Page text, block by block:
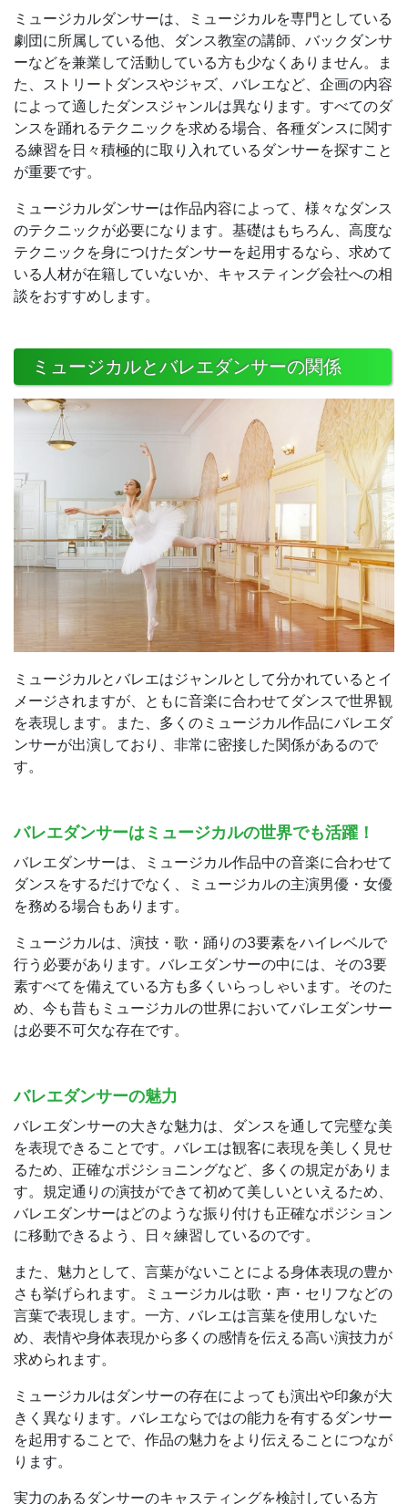
ミュージカルダンサーは、ミュージカルを専門としている
劇団に所属している他、ダンス教室の講師、バックダンサ
ーなどを兼業して活動している方も少なくありません。ま
た、ストリートダンスやジャズ、バレエなど、企画の内容
によって適したダンスジャンルは異なります。すべてのダ
ンスを踊れるテクニックを求める場合、各種ダンスに関す
る練習を日々積極的に取り入れているダンサーを探すこと
が重要です。
ミュージカルダンサーは作品内容によって、様々なダンス
のテクニックが必要になります。基礎はもちろん、高度な
テクニックを身につけたダンサーを起用するなら、求めて
いる人材が在籍していないか、キャスティング会社への相
談をおすすめします。
ミュージカルとバレエダンサーの関係
ミュージカルとバレエはジャンルとして分かれているとイ
メージされますが、ともに音楽に合わせてダンスで世界観
を表現します。また、多くのミュージカル作品にバレエダ
ンサーが出演しており、非常に密接した関係があるので
す。
バレエダンサーはミュージカルの世界でも活躍！
バレエダンサーは、ミュージカル作品中の音楽に合わせて
ダンスをするだけでなく、ミュージカルの主演男優・女優
を務める場合もあります。
ミュージカルは、演技・歌・踊りの3要素をハイレベルで
行う必要があります。バレエダンサーの中には、その3要
素すべてを備えている方も多くいらっしゃいます。そのた
め、今も昔もミュージカルの世界においてバレエダンサー
は必要不可欠な存在です。
バレエダンサーの魅力
バレエダンサーの大きな魅力は、ダンスを通して完璧な美
を表現できることです。バレエは観客に表現を美しく見せ
るため、正確なポジショニングなど、多くの規定がありま
す。規定通りの演技ができて初めて美しいといえるため、
バレエダンサーはどのような振り付けも正確なポジション
に移動できるよう、日々練習しているのです。
また、魅力として、言葉がないことによる身体表現の豊か
さも挙げられます。ミュージカルは歌・声・セリフなどの
言葉で表現します。一方、バレエは言葉を使用しないた
め、表情や身体表現から多くの感情を伝える高い演技力が
求められます。
ミュージカルはダンサーの存在によっても演出や印象が大
きく異なります。バレエならではの能力を有するダンサー
を起用することで、作品の魅力をより伝えることにつなが
ります。
実力のあるダンサーのキャスティングを検討している方